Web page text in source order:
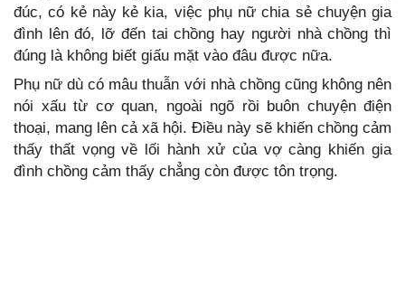
đúc, có kẻ này kẻ kia, việc phụ nữ chia sẻ chuyện gia
đình lên đó, lỡ đến tai chồng hay người nhà chồng thì
đúng là không biết giấu mặt vào đâu được nữa.
Phụ nữ dù có mâu thuẫn với nhà chồng cũng không nên
nói xấu từ cơ quan, ngoài ngõ rồi buôn chuyện điện
thoại, mang lên cả xã hội. Điều này sẽ khiến chồng cảm
thấy thất vọng về lối hành xử của vợ càng khiến gia
đình chồng cảm thấy chẳng còn được tôn trọng.